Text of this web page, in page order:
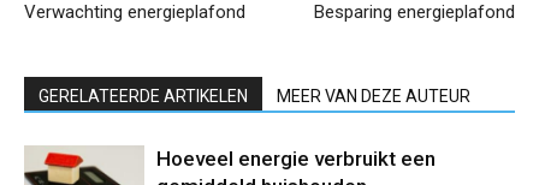
Verwachting energieplafond Besparing energieplafond
GERELATEERDE ARTIKELEN MEER VAN DEZE AUTEUR
Hoeveel energie verbruikt een